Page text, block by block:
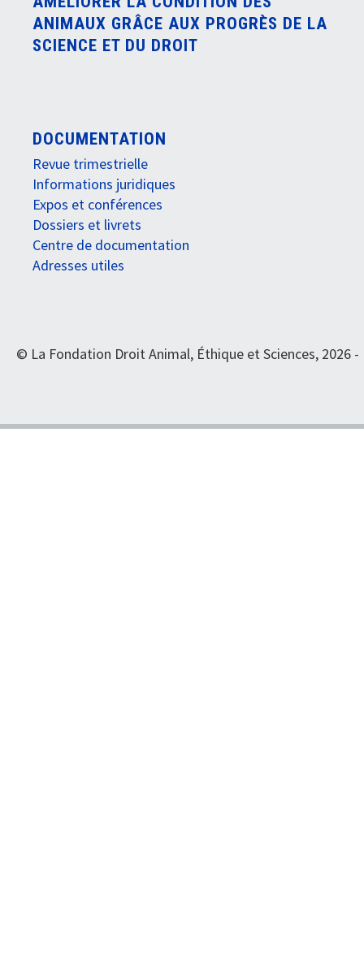
ANIMAUX GRÂCE AUX PROGRÈS DE LA
SCIENCE ET DU DROIT
DOCUMENTATION
Revue trimestrielle
Informations juridiques
Expos et conférences
Dossiers et livrets
Centre de documentation
Adresses utiles
© La Fondation Droit Animal, Éthique et Sciences, 2026 -